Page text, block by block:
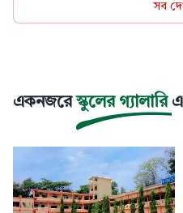
সব
একনজরে স্কুলের গ্যালারি